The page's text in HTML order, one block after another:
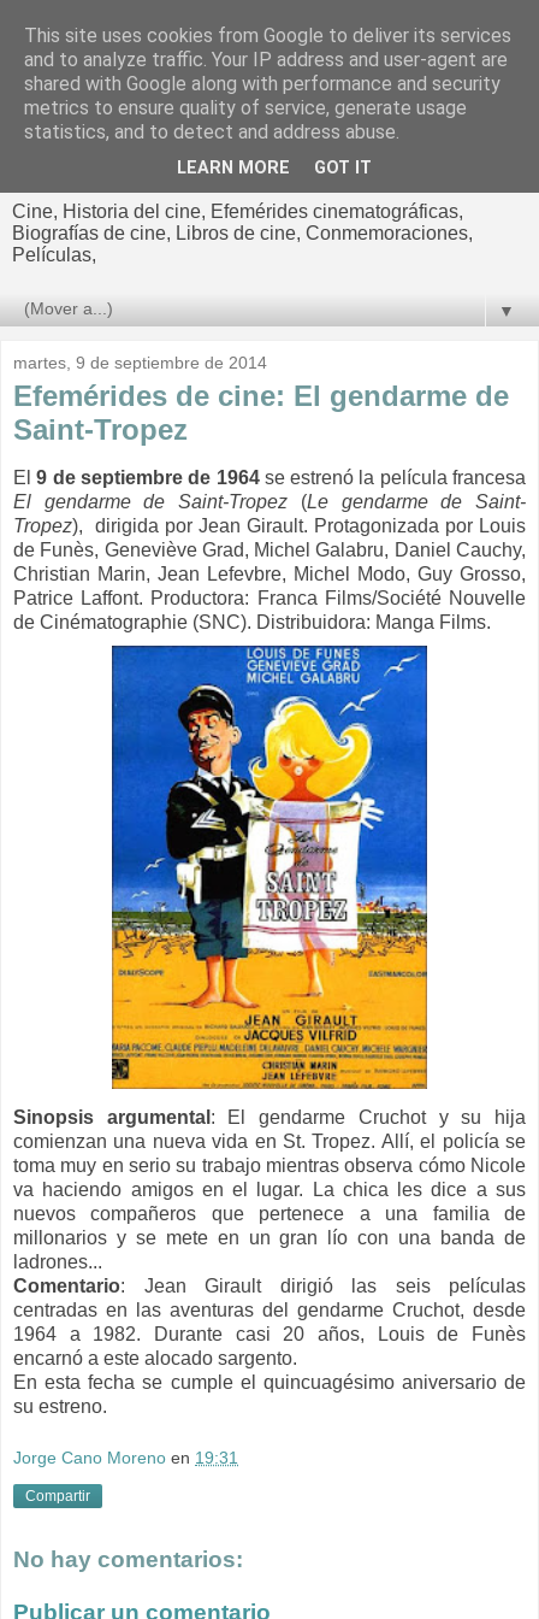
El cultural
cinematográfico de Jorge
Cine, Historia del cine, Efemérides cinematográficas,
Biografías de cine, Libros de cine, Conmemoraciones,
Películas,
▼
martes, 9 de septiembre de 2014
Efemérides de cine: El gendarme de
Saint-Tropez
El9 de septiembre de 1964se estrenó la película francesa
El gendarme de Saint-Tropez (Le gendarme de Saint-
Tropez), dirigida por Jean Girault. Protagonizada por Louis
de Funès, Geneviève Grad, Michel Galabru, Daniel Cauchy,
Christian Marin, Jean Lefevbre, Michel Modo, Guy Grosso,
Patrice Laffont. Productora: Franca Films/Société Nouvelle
de Cinématographie (SNC). Distribuidora: Manga Films.
Sinopsis argumental : El gendarme Cruchot y su hija
comienzan una nueva vida en St. Tropez. Allí, el policía se
toma muy en serio su trabajo mientras observa cómo Nicole
va haciendo amigos en el lugar. La chica les dice a sus
nuevos compañeros que pertenece a una familia de
millonarios y se mete en un gran lío con una banda de
ladrones...
Comentario: Jean Girault dirigió las seis películas
centradas en las aventuras del gendarme Cruchot, desde
1964 a 1982. Durante casi 20 años, Louis de Funès
encarnó a este alocado sargento.
En esta fecha se cumple el quincuagésimo aniversario de
su estreno.
Jorge Cano Moreno en 19:31
Compartir
No hay comentarios:
Publicar un comentario
This site uses cookies from Google to deliver its services
and to analyze traffic. Your IP address and user-agent are
shared with Google along with performance and security
metrics to ensure quality of service, generate usage
statistics, and to detect and address abuse.
LEARN MORE GOT IT